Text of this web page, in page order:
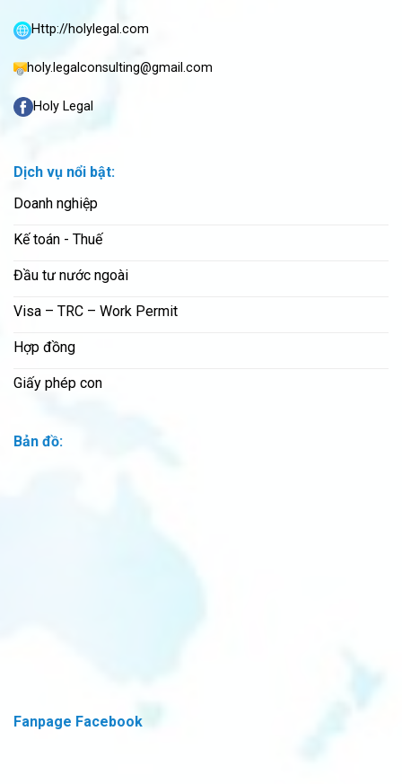
Http://holylegal.com
holy.legalconsulting@gmail.com
Holy Legal
Dịch vụ nổi bật:
Doanh nghiệp
Kế toán - Thuế
Đầu tư nước ngoài
Visa – TRC – Work Permit
Hợp đồng
Giấy phép con
Bản đồ:
Fanpage Facebook